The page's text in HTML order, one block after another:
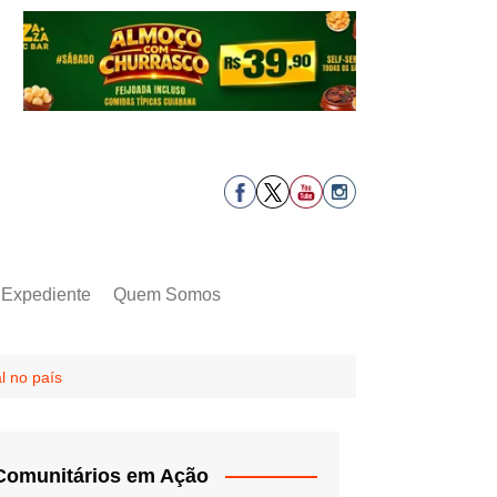
Expediente Quem Somos
no país
em Ação